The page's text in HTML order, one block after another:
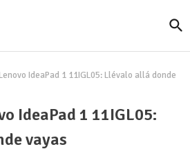
IdeaPad 1 11IGL05: Llévalo allá donde
IdeaPad 1 11IGL05:
vayas